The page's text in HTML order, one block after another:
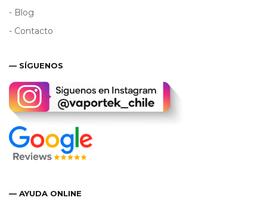
- Blog
- Contacto
— SÍGUENOS
— AYUDA ONLINE